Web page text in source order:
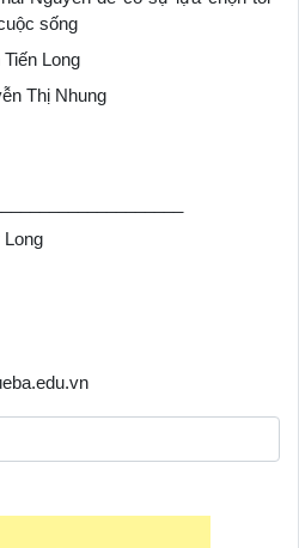
sống
Long
Thị Nhung
Long